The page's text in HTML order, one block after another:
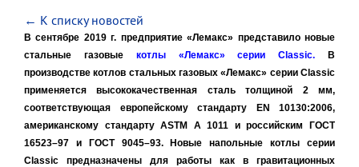
← К списку новостей
В сентябре 2019 г. предприятие «Лемакс» представило новые
стальные газовые котлы «Лемакс» серии Classic. В
производстве котлов стальных газовых «Лемакс» серии Classic
применяется высококачественная сталь толщиной 2 мм,
соответствующая европейскому стандарту EN 10130:2006,
американскому стандарту ASTM A 1011 и российским ГОСТ
16523–97 и ГОСТ 9045–93. Новые напольные котлы серии
Classic предназначены для работы как в гравитационных